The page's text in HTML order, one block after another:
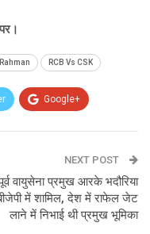
RCB Vs CSK
Google+
NEXT POST
वायुसेना प्रमुख आरके भदौरिया
में शामिल, देश में राफेल जेट
लाने में निभाई थी प्रमुख भूमिका